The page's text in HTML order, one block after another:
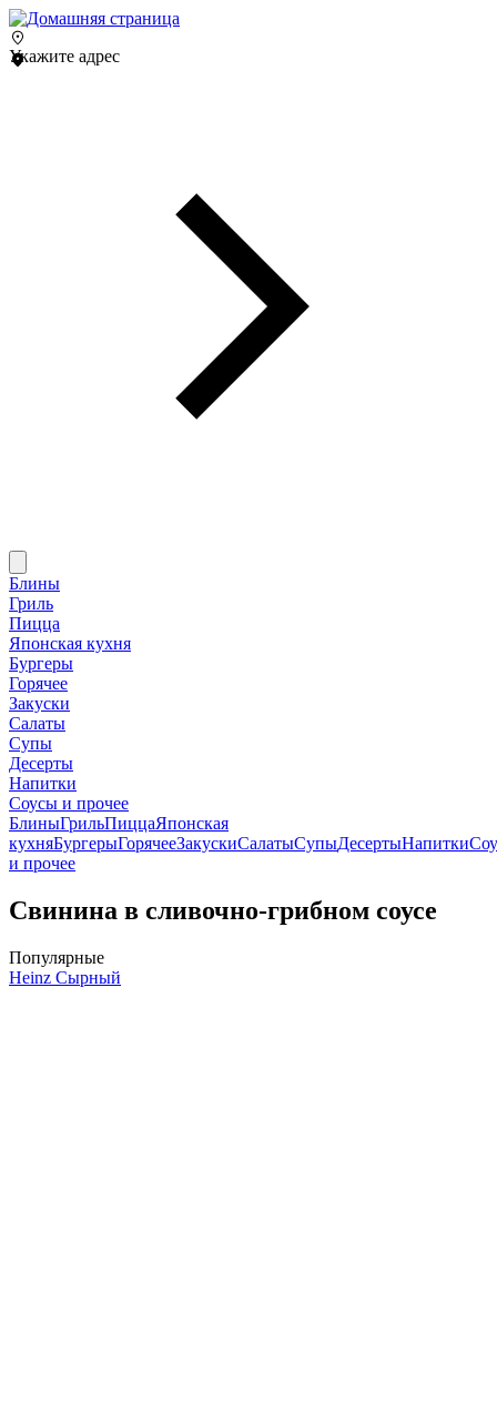
Укажите адрес
Блины
Гриль
Пицца
Японская кухня
Бургеры
Горячее
Закуски
Салаты
Супы
Десерты
Напитки
Соусы и прочее
БлиныГрильПиццаЯпонская
кухняБургерыГорячееЗакускиСалатыСупыДесертыНапитки
и прочее
Свинина в сливочно-грибном соусе
Популярные
Heinz Сырный